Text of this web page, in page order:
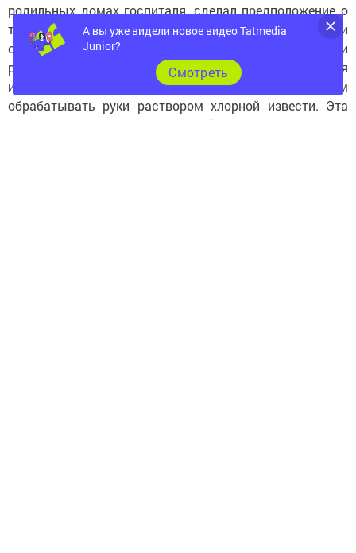
родильных домах госпиталя, сделал предположение о
том, что эти показатели связаны с тем, что врачи при
оказании помощи детям и женщинам не обрабатывали
руки после вскрытия умерших или после посещения
инфекционных больных. Он предложил врачам
обрабатывать руки раствором хлорной извести. Эта
простая мера имела небывалый успех – смертность
А вы уже видели новое видео Tatmedia
Junior?
Cмотреть